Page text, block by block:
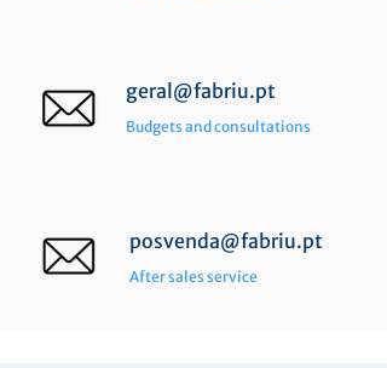
geral@fabriu.pt
Budgets and consultations
posvenda@fabriu.pt
After sales service